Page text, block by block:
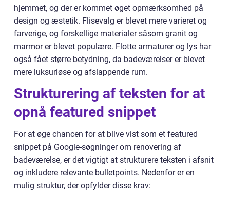
hjemmet, og der er kommet øget opmærksomhed på
design og æstetik. Flisevalg er blevet mere varieret og
farverige, og forskellige materialer såsom granit og
marmor er blevet populære. Flotte armaturer og lys har
også fået større betydning, da badeværelser er blevet
mere luksuriøse og afslappende rum.
Strukturering af teksten for at
opnå featured snippet
For at øge chancen for at blive vist som et featured
snippet på Google-søgninger om renovering af
badeværelse, er det vigtigt at strukturere teksten i afsnit
og inkludere relevante bulletpoints. Nedenfor er en
mulig struktur, der opfylder disse krav: